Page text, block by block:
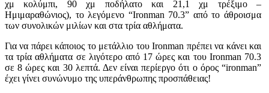
χμ κολύμπι, 90 χμ ποδήλατο και 21,1 χμ τρέξιμο –
Ημιμαραθώνιος), το λεγόμενο “Ironman 70.3” από το άθροισμα
των συνολικών μιλίων και στα τρία αθλήματα.
Για να πάρει κάποιος το μετάλλιο του Ironman πρέπει να κάνει και
τα τρία αθλήματα σε λιγότερο από 17 ώρες και του Ironman 70.3
σε 8 ώρες και 30 λεπτά. Δεν είναι περίεργο ότι ο όρος “ironman”
έχει γίνει συνώνυμο της υπεράνθρωπης προσπάθειας!